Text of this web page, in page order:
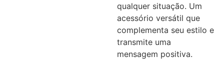
qualquer situação. Um
acessório versátil que
complementa seu estilo e
transmite uma
mensagem positiva.